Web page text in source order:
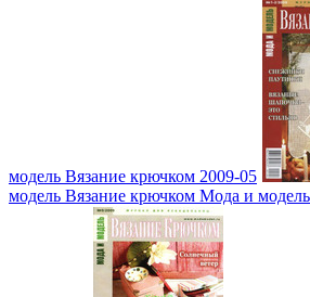
модель Вязание крючком 2009-05
модель Вязание крючком Мода и